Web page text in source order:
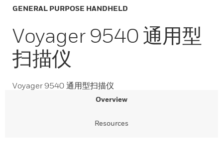
GENERAL PURPOSE HANDHELD
Voyager 9540 通用型
扫描仪
Voyager 9540 通用型扫描仪
Overview
Resources